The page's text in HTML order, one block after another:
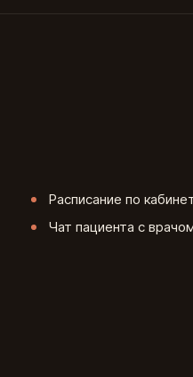
Расписание по
Чат пациента с